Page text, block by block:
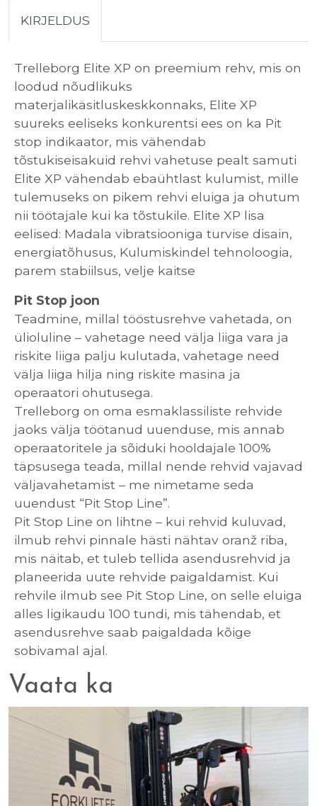
KIRJELDUS
Trelleborg Elite XP on preemium rehv, mis on
loodud nõudlikuks
materjalikäsitluskeskkonnaks, Elite XP
suureks eeliseks konkurentsi ees on ka Pit
stop indikaator, mis vähendab
tõstukiseisakuid rehvi vahetuse pealt samuti
Elite XP vähendab ebaühtlast kulumist, mille
tulemuseks on pikem rehvi eluiga ja ohutum
nii töötajale kui ka tõstukile. Elite XP lisa
eelised: Madala vibratsiooniga turvise disain,
energiatõhusus, Kulumiskindel tehnoloogia,
parem stabiilsus, velje kaitse
Pit Stop joon
Teadmine, millal tööstusrehve vahetada, on
ülioluline – vahetage need välja liiga vara ja
riskite liiga palju kulutada, vahetage need
välja liiga hilja ning riskite masina ja
operaatori ohutusega.
Trelleborg on oma esmaklassiliste rehvide
jaoks välja töötanud uuenduse, mis annab
operaatoritele ja sõiduki hooldajale 100%
täpsusega teada, millal nende rehvid vajavad
väljavahetamist – me nimetame seda
uuendust “Pit Stop Line”.
Pit Stop Line on lihtne – kui rehvid kuluvad,
ilmub rehvi pinnale hästi nähtav oranž riba,
mis näitab, et tuleb tellida asendusrehvid ja
planeerida uute rehvide paigaldamist. Kui
rehvile ilmub see Pit Stop Line, on selle eluiga
alles ligikaudu 100 tundi, mis tähendab, et
asendusrehve saab paigaldada kõige
sobivamal ajal.
Vaata ka